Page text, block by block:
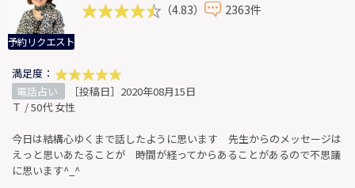
予約リクエスト
（4.83） 2363件
満足度：
電話占い
［投稿日］2020年08月15日
Ｔ / 50代 女性
今日は結構心ゆくまで話したように思います 先生からのメッセージは
えっと思いあたることが 時間が経ってからあることがあるので不思議
に思います^_^